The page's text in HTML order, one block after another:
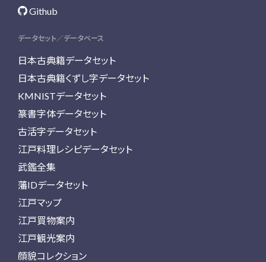
Github
データセット／データベース
日本古典籍データセット
日本古典籍くずし字データセット
KMNISTデータセット
篆書字体データセット
古活字データセット
江戸料理レシピデータセット
武鑑全集
藩IDデータセット
江戸マップ
江戸買物案内
江戸観光案内
顔貌コレクション